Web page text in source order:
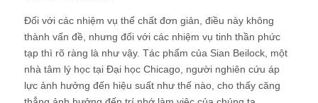
Đối với các nhiệm vụ thể chất đơn giản, điều này không
thành vấn đề, nhưng đối với các nhiệm vụ tinh thần phức
tạp thì rõ ràng là như vậy. Tác phẩm của Sian Beilock, một
nhà tâm lý học tại Đại học Chicago, người nghiên cứu áp
lực ảnh hưởng đến hiệu suất như thế nào, cho thấy căng